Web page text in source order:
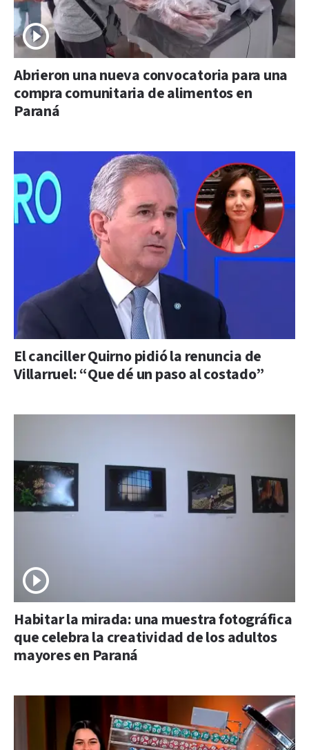
Abrieron una nueva convocatoria para una
compra comunitaria de alimentos en
Paraná
El canciller Quirno pidió la renuncia de
Villarruel: “Que dé un paso al costado”
Habitar la mirada: una muestra fotográfica
que celebra la creatividad de los adultos
mayores en Paraná